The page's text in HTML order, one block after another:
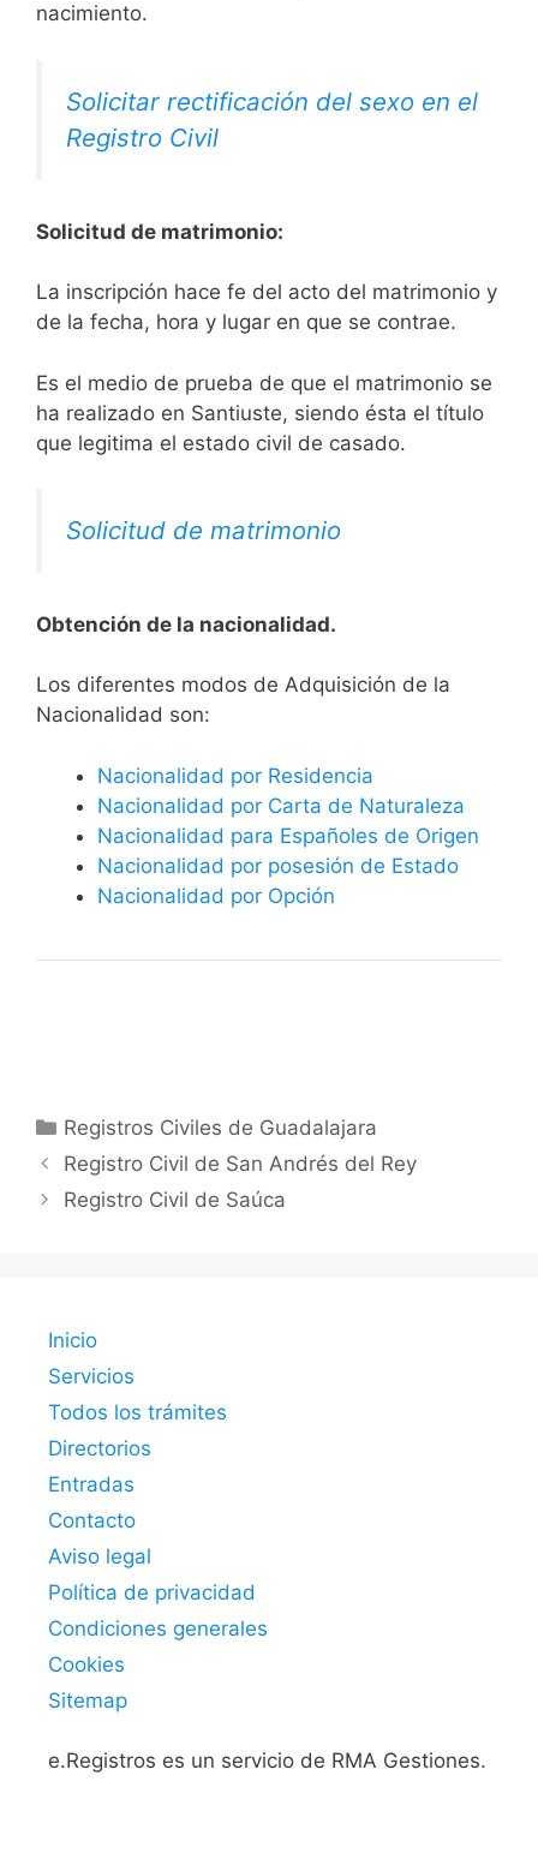
nacimiento.
Solicitar rectificación del sexo en el
Registro Civil
Solicitud de matrimonio:
La inscripción hace fe del acto del matrimonio y
de la fecha, hora y lugar en que se contrae.
Es el medio de prueba de que el matrimonio se
ha realizado en Santiuste, siendo ésta el título
que legitima el estado civil de casado.
Solicitud de matrimonio
Obtención de la nacionalidad.
​​​Los diferentes modos de Adquisición de la
Nacionalidad son:
Nacionalidad por Residencia
Nacionalidad por Carta de Naturaleza
Nacionalidad para Españoles de Origen
Nacionalidad por posesión de Estado
Nacionalidad por Opción
Categorías
Registros Civiles de Guadalajara
Registro Civil de San Andrés del Rey
Registro Civil de Saúca
Inicio
Servicios
Todos los trámites
Directorios
Entradas
Contacto
Aviso legal
Política de privacidad
Condiciones generales
Cookies
Sitemap
e.Registros es un servicio de RMA Gestiones.